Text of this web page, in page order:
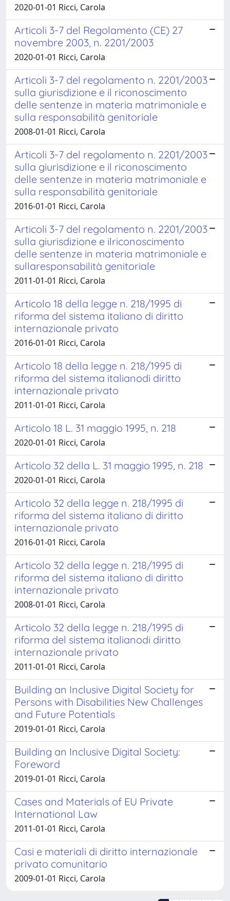
2020-01-01 Ricci, Carola
Articoli 3-7 del Regolamento (CE) 27
novembre 2003, n. 2201/2003
2020-01-01 Ricci, Carola
Articoli 3-7 del regolamento n. 2201/2003
sulla giurisdizione e il riconoscimento
delle sentenze in materia matrimoniale e
sulla responsabilità genitoriale
2008-01-01 Ricci, Carola
Articoli 3-7 del regolamento n. 2201/2003
sulla giurisdizione e il riconoscimento
delle sentenze in materia matrimoniale e
sulla responsabilità genitoriale
2016-01-01 Ricci, Carola
Articoli 3-7 del regolamento n. 2201/2003
sulla giurisdizione e ilriconoscimento
delle sentenze in materia matrimoniale e
sullaresponsabilità genitoriale
2011-01-01 Ricci, Carola
Articolo 18 della legge n. 218/1995 di
riforma del sistema italiano di diritto
internazionale privato
2016-01-01 Ricci, Carola
Articolo 18 della legge n. 218/1995 di
riforma del sistema italianodi diritto
internazionale privato
2011-01-01 Ricci, Carola
Articolo 18 L. 31 maggio 1995, n. 218
2020-01-01 Ricci, Carola
Articolo 32 della L. 31 maggio 1995, n. 218
2020-01-01 Ricci, Carola
Articolo 32 della legge n. 218/1995 di
riforma del sistema italiano di diritto
internazionale privato
2016-01-01 Ricci, Carola
Articolo 32 della legge n. 218/1995 di
riforma del sistema italiano di diritto
internazionale privato
2008-01-01 Ricci, Carola
Articolo 32 della legge n. 218/1995 di
riforma del sistema italianodi diritto
internazionale privato
2011-01-01 Ricci, Carola
Building an Inclusive Digital Society for
Persons with Disabilities New Challenges
and Future Potentials
2019-01-01 Ricci, Carola
Building an Inclusive Digital Society:
Foreword
2019-01-01 Ricci, Carola
Cases and Materials of EU Private
International Law
2011-01-01 Ricci, Carola
Casi e materiali di diritto internazionale
privato comunitario
2009-01-01 Ricci, Carola